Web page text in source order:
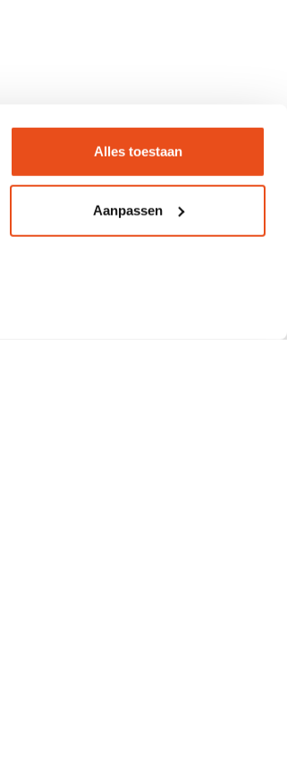
Alles toestaan
Aanpassen